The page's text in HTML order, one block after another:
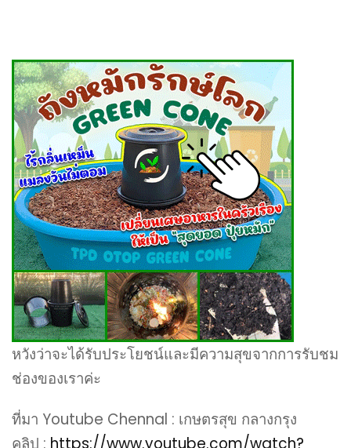
หวังว่าจะได้รับประโยชน์และมีความสุขจากการรับชม
ช่องของเราค่ะ
ที่มา Youtube Chennal : เกษตรสุข กลางกรุง